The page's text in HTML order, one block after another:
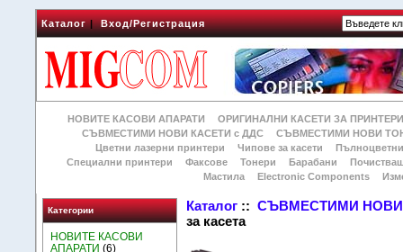
Каталог|Вход/Регистрация
НОВИТЕ КАСОВИ АПАРАТИ
ОРИГИНАЛНИ КАСЕТИ ЗА
СЪВМЕСТИМИ НОВИ КАСЕТИ с ДДС
СЪВМЕСТИМИ НОВИ
Цветни лазерни принтери
Чипове за касети
Специални принтери
Факсове Тонери Барабани
Мастила
Electronic Components
Категории
НОВИТЕ КАСОВИ
АПАРАТИ (6)
Каталог ::СЪВМЕСТИМИ НОВИ
за касета